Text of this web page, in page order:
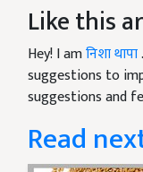
Like this
Hey! I amनिशा थापा
suggestions to
suggestions and
Read